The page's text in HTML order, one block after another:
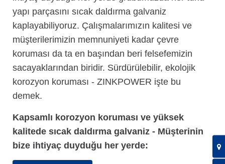
yapı parçasını sıcak daldırma galvaniz
kaplayabiliyoruz. Çalışmalarımızın kalitesi ve
müşterilerimizin memnuniyeti kadar çevre
koruması da ta en başından beri felsefemizin
sacayaklarından biridir. Sürdürülebilir, ekolojik
korozyon koruması - ZINKPOWER işte bu
demek.
Kapsamlı korozyon koruması ve yüksek
kalitede sıcak daldırma galvaniz - Müşterinin
bize ihtiyaç duyduğu her yerde: